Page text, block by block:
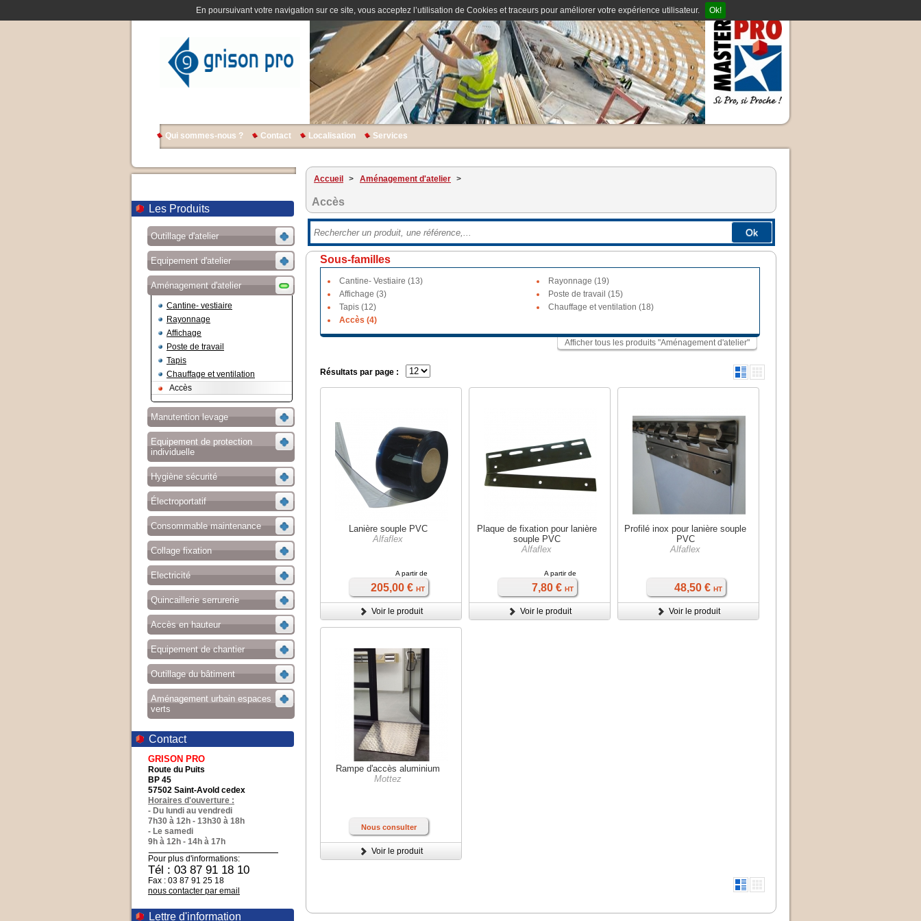
En poursuivant votre navigation sur ce site, vous acceptez l’utilisation de Cookies et traceurs pour améliorer votre expérience utilisateur. Ok!
Qui sommes-nous ? Contact Localisation Services
Les Produits
Outillage d'atelier
Equipement d'atelier
Aménagement d'atelier
Cantine- vestiaire
Rayonnage
Affichage
Poste de travail
Tapis
Chauffage et ventilation
Accès
Manutention levage
Equipement de protection
individuelle
Hygiène sécurité
Électroportatif
Consommable maintenance
Collage fixation
Electricité
Quincaillerie serrurerie
Accès en hauteur
Equipement de chantier
Outillage du bâtiment
Aménagement urbain espaces
verts
Contact
GRISON PRO
Route du Puits
BP 45
57502 Saint-Avold cedex
Horaires d'ouverture :
- Du lundi au vendredi
7h30 à 12h - 13h30 à 18h
- Le samedi
9h à 12h - 14h à 17h
Pour plus d'informations:
Tél : 03 87 91 18 10
Fax : 03 87 91 25 18
nous contacter par email
Lettre d'information
Accueil > Aménagement d'atelier >
Accès
Ok
Sous-familles
Cantine- Vestiaire (13)
Rayonnage (19)
Affichage (3)
Poste de travail (15)
Tapis (12)
Chauffage et ventilation (18)
Accès (4)
Afficher tous les produits "Aménagement d'atelier"
Résultats par page :
Lanière souple PVC
Alfaflex
A partir de
205,00 € HT
Voir le produit
Plaque de fixation pour lanière
souple PVC
Alfaflex
A partir de
7,80 € HT
Voir le produit
Profilé inox pour lanière souple
PVC
Alfaflex
48,50 € HT
Voir le produit
Rampe d'accès aluminium
Mottez
Nous consulter
Voir le produit